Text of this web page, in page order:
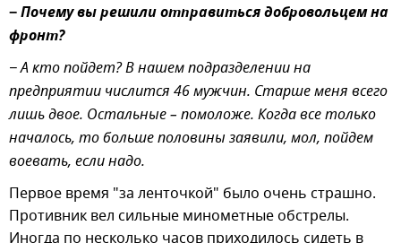
−Почему вы решили отправиться добровольцем на
фронт?
− А кто пойдет? В нашем подразделении на
предприятии числится 46 мужчин. Старше меня всего
лишь двое. Остальные – помоложе. Когда все только
началось, то больше половины заявили, мол, пойдем
воевать, если надо.
Первое время "за ленточкой" было очень страшно.
Противник вел сильные минометные обстрелы.
Иногда по несколько часов приходилось сидеть в